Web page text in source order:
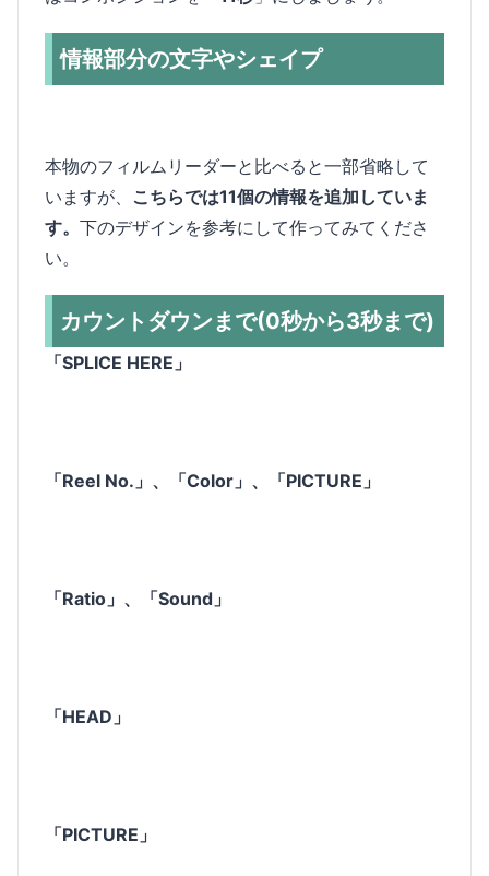
情報部分の文字やシェイプ
本物のフィルムリーダーと比べると一部省略して
いますが、 こちらでは11個の情報を追加していま
す。 下のデザインを参考にして作ってみてくださ
い。
カウントダウンまで(0秒から3秒まで)
「SPLICE HERE」
「Reel No.」、「Color」、「PICTURE」
「Ratio」、「Sound」
「HEAD」
「PICTURE」